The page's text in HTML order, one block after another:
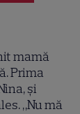
mamă
Prima
și
„Nu mă